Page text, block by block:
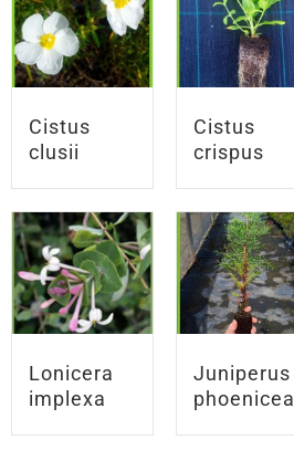
Cistus
clusii
Cistus
crispus
Lonicera
implexa
Juniperus
phoenicea